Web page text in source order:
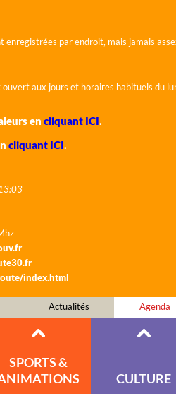
par endroit, mais jamais
aux jours et horaires habituels du
en cliquant ICI.
cliquant ICI.
index.html
Actualités Agenda
SPORTS &
CULTURE